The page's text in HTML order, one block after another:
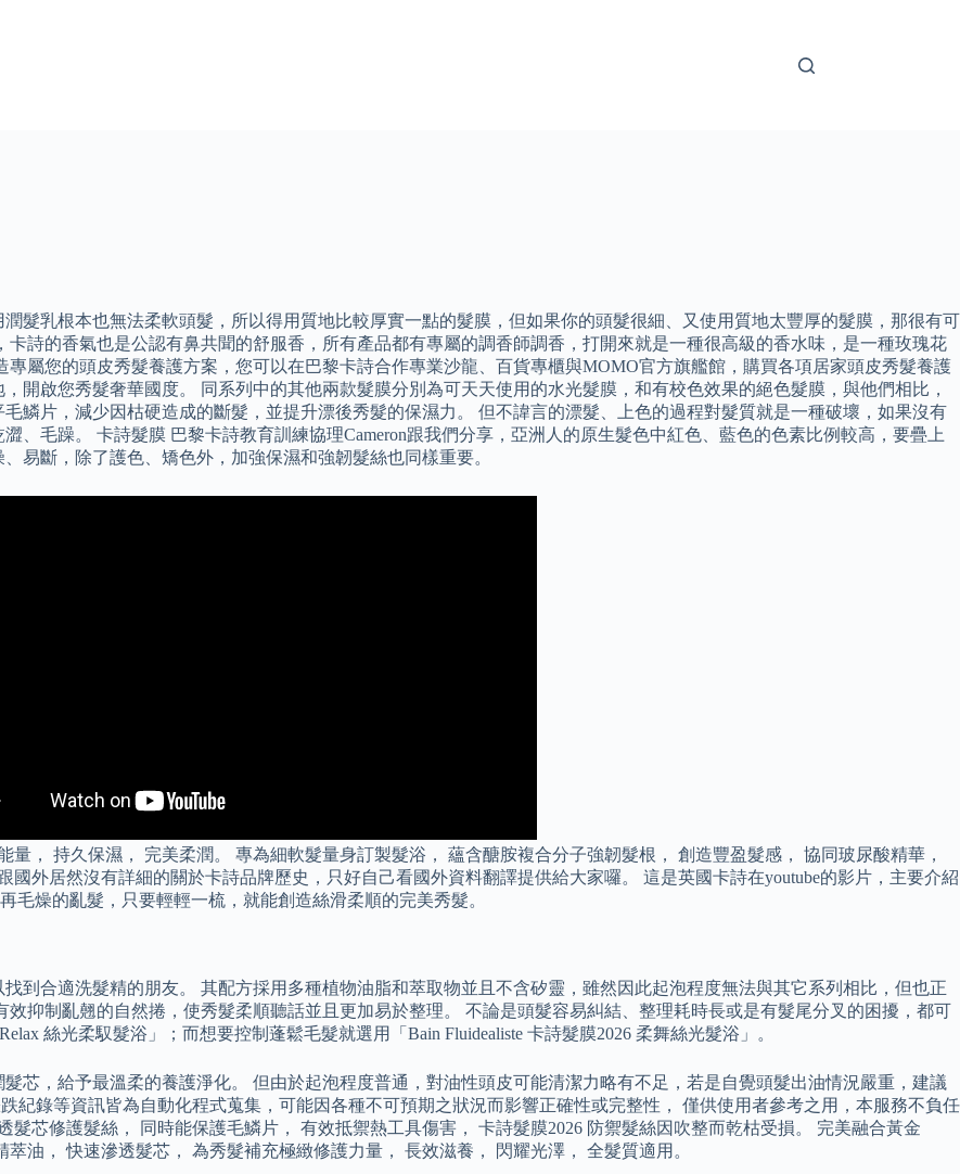
髮乳根本也無法柔軟頭髮，所以得用質地比較厚實一點的髮膜，但如果你的頭髮很細、又使用質地太豐厚的髮膜，那很有可
詩的香氣也是公認有鼻共聞的舒服香，所有產品都有專屬的調香師調香，打開來就是一種很高級的香水味，是一種玫瑰花
屬您的頭皮秀髮養護方案，您可以在巴黎卡詩合作專業沙龍、百貨專櫃與MOMO官方旗艦館，購買各項居家頭皮秀髮養護
開啟您秀髮奢華國度。 同系列中的其他兩款髮膜分別為可天天使用的水光髮膜，和有校色效果的絕色髮膜，與他們相比，
鱗片，減少因枯硬造成的斷髮，並提升漂後秀髮的保濕力。 但不諱言的漂髮、上色的過程對髮質就是一種破壞，如果沒有
、毛躁。 卡詩髮膜 巴黎卡詩教育訓練協理Cameron跟我們分享，亞洲人的原生髮色中紅色、藍色的色素比例較高，要疊上
易斷，除了護色、矯色外，加強保濕和強韌髮絲也同樣重要。
， 持久保濕， 完美柔潤。 專為細軟髮量身訂製髮浴， 蘊含醣胺複合分子強韌髮根， 創造豐盈髮感， 協同玻尿酸精華，
外居然沒有詳細的關於卡詩品牌歷史，只好自己看國外資料翻譯提供給大家囉。 這是英國卡詩在youtube的影片，主要介紹
毛燥的亂髮，只要輕輕一梳，就能創造絲滑柔順的完美秀髮。
到合適洗髮精的朋友。 其配方採用多種植物油脂和萃取物並且不含矽靈，雖然因此起泡程度無法與其它系列相比，但也正
抑制亂翹的自然捲，使秀髮柔順聽話並且更加易於整理。 不論是頭髮容易糾結、整理耗時長或是有髮尾分叉的困擾，都可
絲光柔馭髮浴」；而想要控制蓬鬆毛髮就選用「Bain Fluidealiste 卡詩髮膜2026 柔舞絲光髮浴」。
芯，給予最溫柔的養護淨化。 但由於起泡程度普通，對油性頭皮可能清潔力略有不足，若是自覺頭髮出油情況嚴重，建議
跌紀錄等資訊皆為自動化程式蒐集，可能因各種不可預期之狀況而影響正確性或完整性， 僅供使用者參考之用，本服務不負任
芯修護髮絲， 同時能保護毛鱗片， 有效抵禦熱工具傷害， 卡詩髮膜2026 防禦髮絲因吹整而乾枯受損。 完美融合黃金
油， 快速滲透髮芯， 為秀髮補充極緻修護力量， 長效滋養， 閃耀光澤， 全髮質適用。